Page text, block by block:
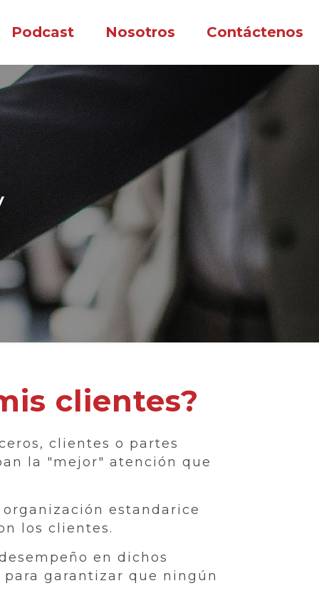
Podcast Nosotros Contáctenos
clientes?
clientes o partes
la "mejor" atención que
estandarice
los clientes.
en dichos
garantizar que ningún